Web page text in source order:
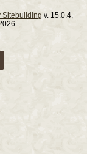
Sitebuilding v. 15.0.4,